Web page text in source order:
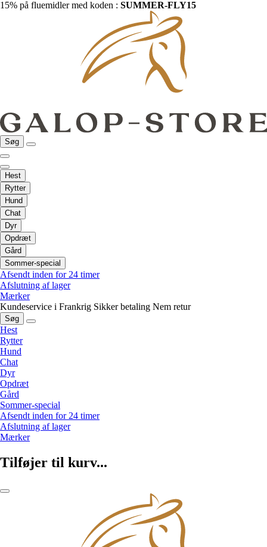
15% på fluemidler med koden : SUMMER-FLY15
Søg
Hest
Rytter
Hund
Chat
Dyr
Opdræt
Gård
Sommer-special
Afsendt inden for 24 timer
Afslutning af lager
Mærker
Kundeservice i Frankrig Sikker betaling Nem retur
Søg
Hest
Rytter
Hund
Chat
Dyr
Opdræt
Gård
Sommer-special
Afsendt inden for 24 timer
Afslutning af lager
Mærker
Tilføjer til kurv...